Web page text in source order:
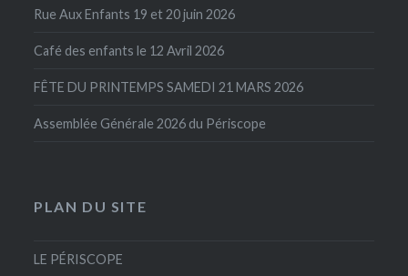
Rue Aux Enfants 19 et 20 juin 2026
Café des enfants le 12 Avril 2026
FÊTE DU PRINTEMPS SAMEDI 21 MARS 2026
Assemblée Générale 2026 du Périscope
PLAN DU SITE
LE PÉRISCOPE